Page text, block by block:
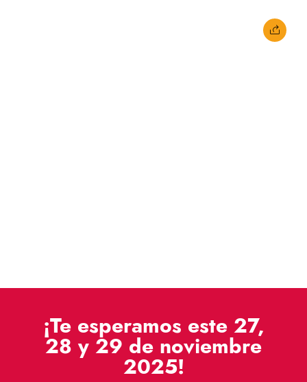
¡Te esperamos este 27,
28 y 29 de noviembre
2025!